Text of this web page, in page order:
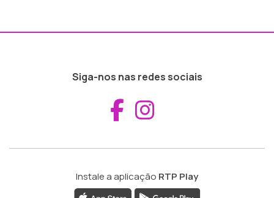
Siga-nos nas redes sociais
Aceder ao
Instale a aplicação RTP Play